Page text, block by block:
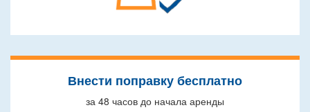
Внести поправку бесплатно
за 48 часов до начала аренды